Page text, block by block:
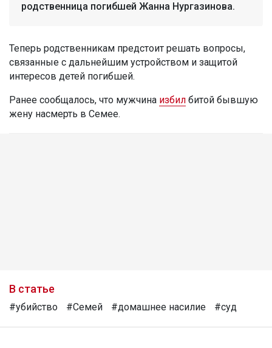
родственница погибшей Жанна Нургазинова.
Теперь родственникам предстоит решать вопросы,
связанные с дальнейшим устройством и защитой
интересов детей погибшей.
Ранее сообщалось, что мужчина избил битой бывшую
жену насмерть в Семее.
В статье
#убийство #Семей #домашнее насилие #суд